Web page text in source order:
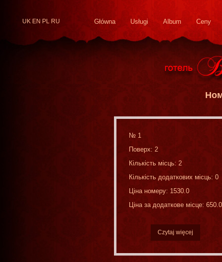
UK EN PL RU Główna Usługi Album Ceny
№ 1
Поверх: 2
Кількість місць: 2
Кількість додаткових місць: 0
Ціна номеру: 1530.0
Ціна за додаткове місце: 650.0
Czytaj więcej